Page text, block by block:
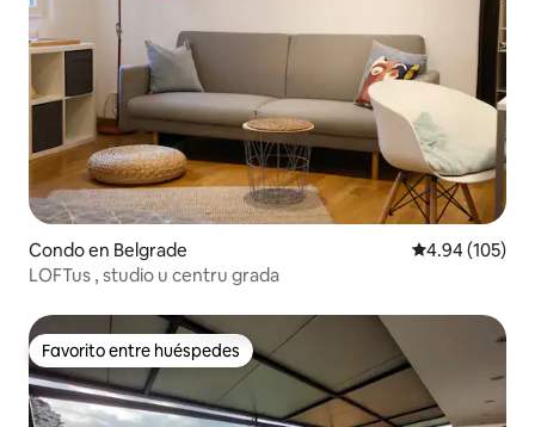
Condo en Belgrade Calificación
4.94 (105)
LOFTus , studio u centru grada
Favorito entre huéspedes
Favorito entre huéspedes